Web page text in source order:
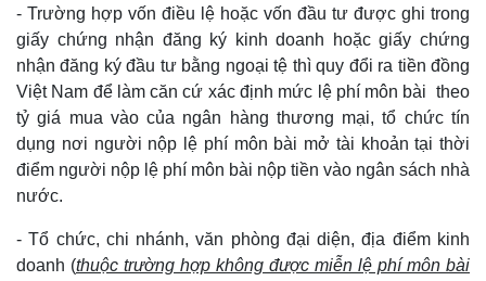
- Trường hợp vốn điều lệ hoặc vốn đầu tư được ghi trong
giấy chứng nhận đăng ký kinh doanh hoặc giấy chứng
nhận đăng ký đầu tư bằng ngoại tệ thì quy đổi ra tiền đồng
Việt Nam để làm căn cứ xác định mức lệ phí môn bài theo
tỷ giá mua vào của ngân hàng thương mại, tổ chức tín
dụng nơi người nộp lệ phí môn bài mở tài khoản tại thời
điểm người nộp lệ phí môn bài nộp tiền vào ngân sách nhà
nước.
- Tổ chức, chi nhánh, văn phòng đại diện, địa điểm kinh
doanh (thuộc trường hợp không được miễn lệ phí môn bài